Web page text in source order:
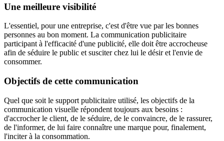
Une meilleure visibilité
L'essentiel, pour une entreprise, c'est d'être vue par les bonnes
personnes au bon moment. La communication publicitaire
participant à l'efficacité d'une publicité, elle doit être accrocheuse
afin de séduire le public et susciter chez lui le désir et l'envie de
consommer.
Objectifs de cette communication
Quel que soit le support publicitaire utilisé, les objectifs de la
communication visuelle répondent toujours aux besoins :
d'accrocher le client, de le séduire, de le convaincre, de le rassurer,
de l'informer, de lui faire connaître une marque pour, finalement,
l'inciter à la consommation.